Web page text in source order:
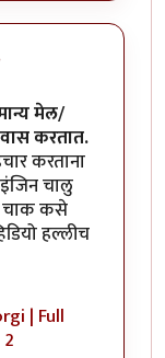
मेल/
करतात.
करताना
चालु
चाक कसे
हल्लीच
| Full